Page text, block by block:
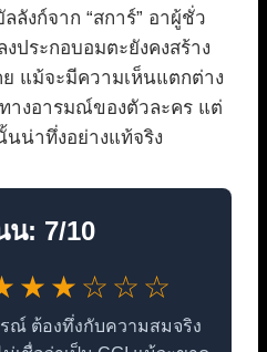
ลังก์จาก “สการ์” อาผู้ชั่ว
ประกอบอมตะยังคงสร้าง
แม้จะมีความเห็นแตกต่าง
างอารมณ์ของตัวละคร แต่
น่าทึ่งอย่างแท้จริง
น: 7/10
ณ์ ต้องทึ่งกับความสมจริง